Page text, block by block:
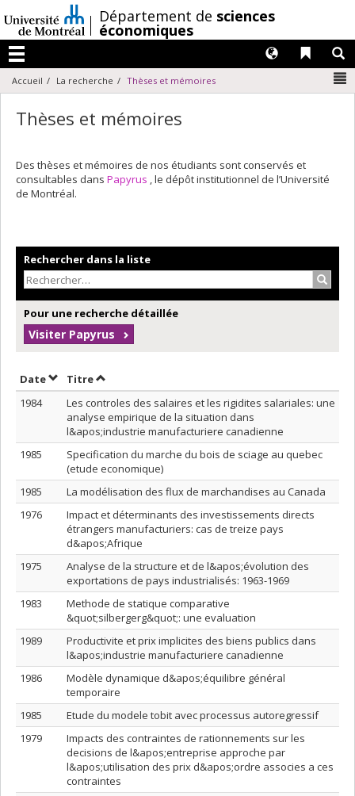
au
contenu
/Département de sciences
économiques
Menu
Liens
Langues
Accueil La recherche Thèses et mémoires
Thèses et mémoires
Des thèses et mémoires de nos étudiants sont conservés et
consultables dans Papyrus , le dépôt institutionnel de l’Université
de Montréal.
Rechercher dans la liste
Pour une recherche détaillée
Visiter Papyrus
DateTrier par date en ordre croissant
TitreTrier par titre en ordre croissant
1984
Les controles des salaires et les rigidites salariales: une
analyse empirique de la situation dans
l&apos;industrie manufacturiere canadienne
1985
Specification du marche du bois de sciage au quebec
(etude economique)
1985
La modélisation des flux de marchandises au Canada
1976
Impact et déterminants des investissements directs
étrangers manufacturiers: cas de treize pays
d&apos;Afrique
1975
Analyse de la structure et de l&apos;évolution des
exportations de pays industrialisés: 1963-1969
1983
Methode de statique comparative
&quot;silbergerg&quot;: une evaluation
1989
Productivite et prix implicites des biens publics dans
l&apos;industrie manufacturiere canadienne
1986
Modèle dynamique d&apos;équilibre général
temporaire
1985
Etude du modele tobit avec processus autoregressif
1979
Impacts des contraintes de rationnements sur les
decisions de l&apos;entreprise approche par
l&apos;utilisation des prix d&apos;ordre associes a ces
contraintes